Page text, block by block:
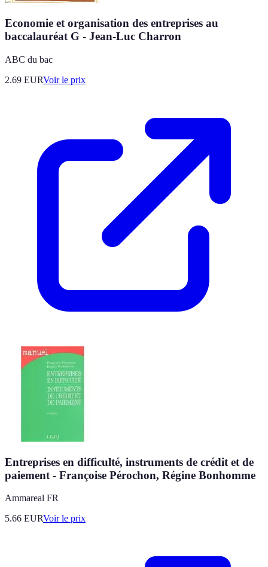
Economie et organisation des entreprises au
baccalauréat G - Jean-Luc Charron
ABC du bac
2.69 EURVoir le prix
Entreprises en difficulté, instruments de crédit et de
paiement - Françoise Pérochon, Régine Bonhomme
Ammareal FR
5.66 EURVoir le prix